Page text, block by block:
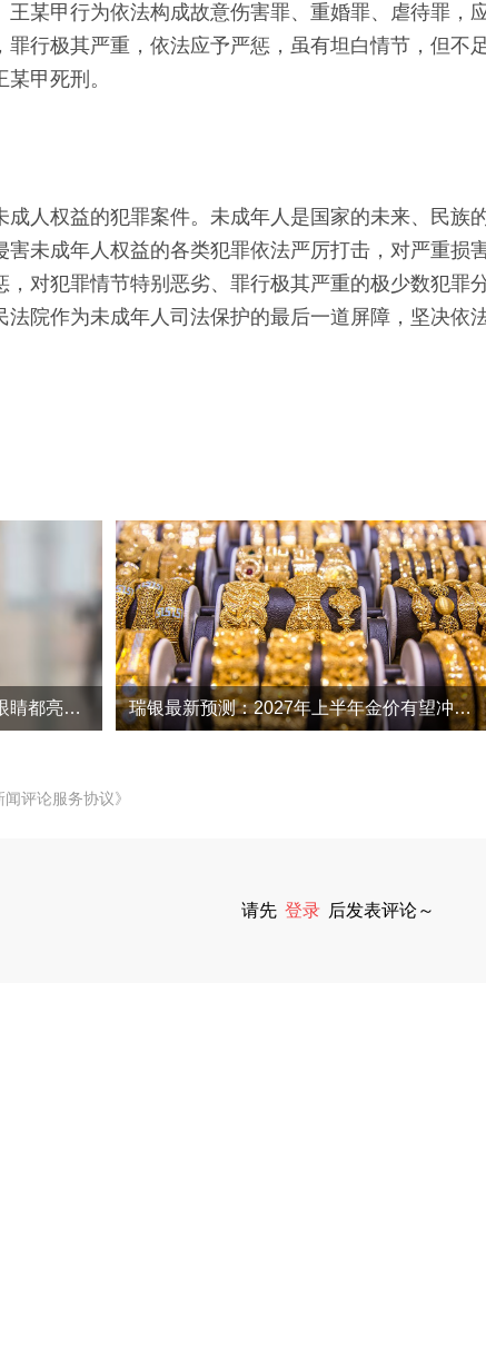
某甲行为依法构成故意伤害罪、重婚罪、虐待罪，
行极其严重，依法应予严惩，虽有坦白情节，但不
甲死刑。
成人权益的犯罪案件。未成年人是国家的未来、民族
害未成年人权益的各类犯罪依法严厉打击，对严重损
，对犯罪情节特别恶劣、罪行极其严重的极少数犯罪
院作为未成年人司法保护的最后一道屏障，坚决依
老父亲上海看女儿，看到那一刻眼睛都亮了，网友：以前觉得麻烦，现在觉得珍贵 瑞银最新预测：2027年上半年金价有望冲高至5000美元
闻评论服务协议》
请先 登录 后发表评论～